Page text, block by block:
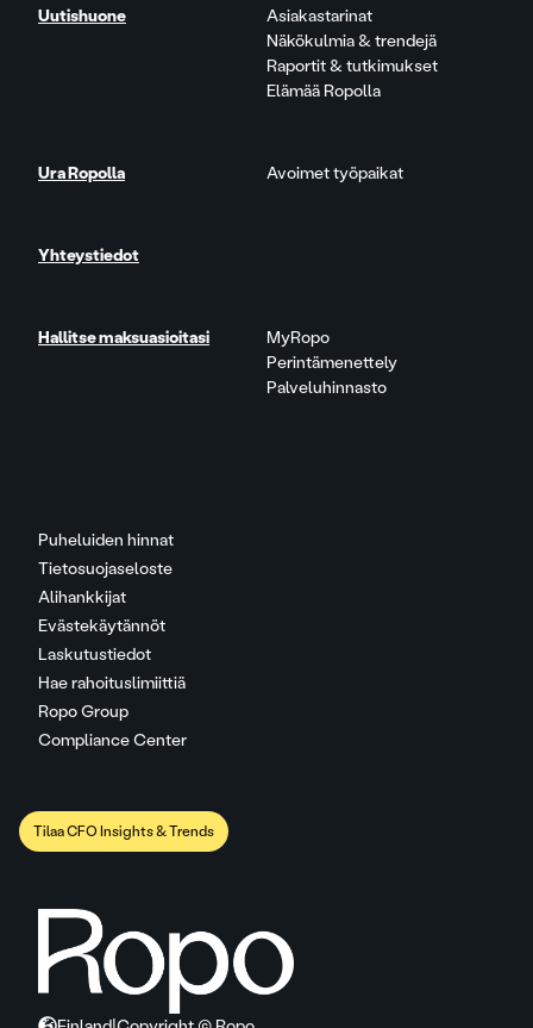
Puheluiden hinnat
Tietosuojaseloste
Alihankkijat
Evästekäytännöt
Laskutustiedot
Hae rahoituslimiittiä
Ropo Group
Compliance Center
Uutishuone
Asiakastarinat
Näkökulmia & trendejä
Raportit & tutkimukset
Elämää Ropolla
Ura Ropolla Avoimet työpaikat
Yhteystiedot
Hallitse maksuasioitasi
MyRopo
Perintämenettely
Palveluhinnasto
Tilaa CFO Insights & Trends